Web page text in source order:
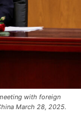
with foreign
March 28, 2025.